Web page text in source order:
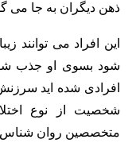
ذهن دیگران به جا می
این افراد می توانند
شود بسوی او جذب
افرادی شده اید
شخصیت از نوع
متخصصین روان شناس